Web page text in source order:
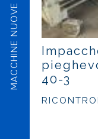
MACCHINE NUOVE
40-3